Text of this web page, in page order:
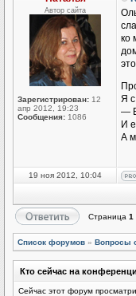
Автор сайта
Зарегистрирован: 12
апр 2012, 19:23
Сообщения: 1086
ко
Я с
—
И
А
19 ноя 2012, 10:04
Страница 1
Список форумов » Вопросы
Кто сейчас на
Сейчас этот форум